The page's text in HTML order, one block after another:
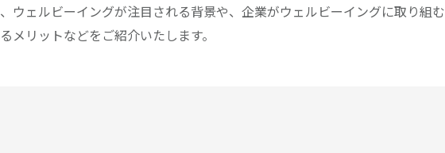
ウェルビーイングが注目される背景や、企業がウェルビーイングに取り組む
メリットなどをご紹介いたします。